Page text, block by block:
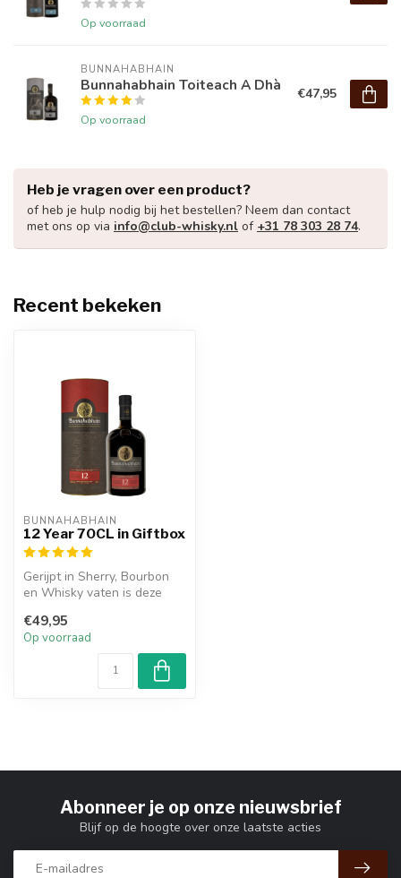
Op voorraad
BUNNAHABHAIN
Bunnahabhain Toiteach A Dhà
Op voorraad
€47,95
Heb je vragen over een product?
of heb je hulp nodig bij het bestellen? Neem dan contact
met ons op via info@club-whisky.nl of +31 78 303 28 74.
Recent bekeken
BUNNAHABHAIN
12 Year 70CL in Giftbox
Gerijpt in Sherry, Bourbon
en Whisky vaten is deze
ve...
€49,95
Op voorraad
Abonneer je op onze nieuwsbrief
Blijf op de hoogte over onze laatste acties